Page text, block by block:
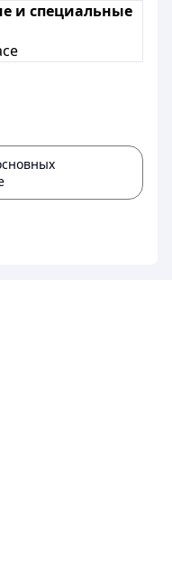
и специальные